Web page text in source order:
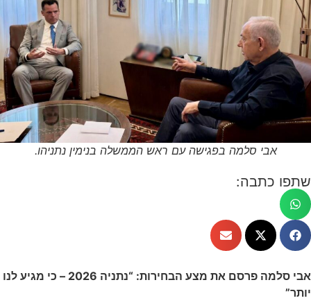
אבי סלמה בפגישה עם ראש הממשלה בנימין נתניהו.
שתפו כתבה:
אבי סלמה פרסם את מצע הבחירות: “נתניה 2026 – כי מגיע לנו
יותר”